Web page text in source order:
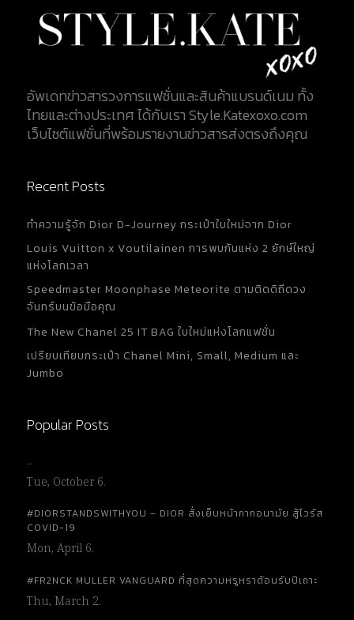
อัพเดทข่าวสารวงการแฟชั่นและสินค้าแบรนด์เนม ทั้ง
ไทยและต่างประเทศ ได้กับเรา Style.Katexoxo.com
เว็บไซต์แฟชั่นที่พร้อมรายงานข่าวสารส่งตรงถึงคุณ
Recent Posts
ทำความรู้จัก Dior D-Journey กระเป๋าใบใหม่จาก Dior
Louis Vuitton x Voutilainen การพบกันแห่ง 2 ยักษ์ใหญ่
แห่งโลกเวลา
Speedmaster Moonphase Meteorite ตามติดดิถีดวง
จันทร์บนข้อมือคุณ
The New Chanel 25 IT BAG ใบใหม่แห่งโลกแฟชั่น
เปรียบเทียบกระเป๋า Chanel Mini, Small, Medium และ
Jumbo
Popular Posts
…
Tue, October 6.
#DIORSTANDSWITHYOU – DIOR สั่งเย็บหน้ากากอนามัย สู้ไวรัส
COVID-19
Mon, April 6.
#FR2NCK MULLER VANGUARD ที่สุดความหรูหราต้อนรับปีเถาะ
Thu, March 2.